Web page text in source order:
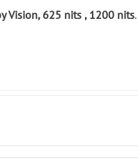
Vision, 625 nits , 1200 nits.